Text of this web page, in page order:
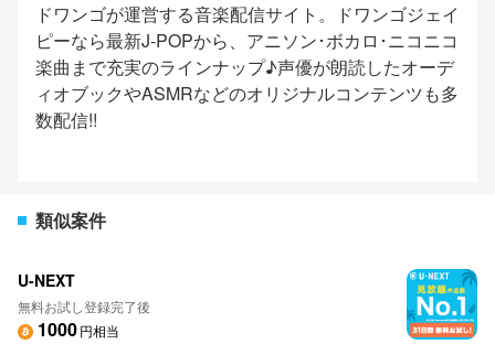
ドワンゴが運営する音楽配信サイト。ドワンゴジェイ
ピーなら最新J-POPから、アニソン･ボカロ･ニコニコ
楽曲まで充実のラインナップ♪声優が朗読したオーデ
ィオブックやASMRなどのオリジナルコンテンツも多
数配信!!
類似案件
U-NEXT
無料お試し登録完了後
1000円相当